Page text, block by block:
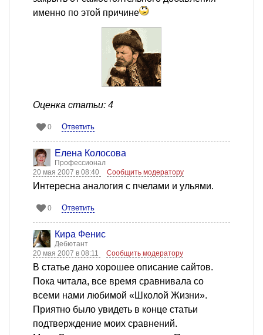
именно по этой причине
Оценка статьи: 4
0 Ответить
Елена Колосова
Профессионал
20 мая 2007 в 08:40
Сообщить модератору
Интересна аналогия с пчелами и ульями.
0 Ответить
Кира Фенис
Дебютант
20 мая 2007 в 08:11
Сообщить модератору
В статье дано хорошее описание сайтов.
Пока читала, все время сравнивала со
всеми нами любимой «Школой Жизни».
Приятно было увидеть в конце статьи
подтверждение моих сравнений.